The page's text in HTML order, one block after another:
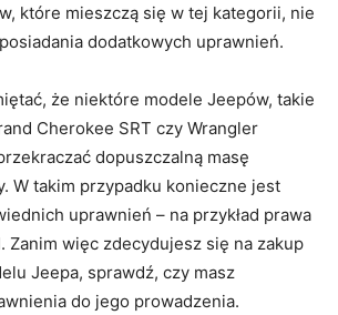
które‌ mieszczą się w tej kategorii, nie⁤
dodatkowych uprawnień.
⁢że niektóre modele Jeepów, takie
Cherokee ‌SRT ‍czy Wrangler
dopuszczalną‍ masę
W takim​ przypadku konieczne jest
uprawnień – na przykład prawa
Zanim więc ⁢zdecydujesz się⁤ na zakup
Jeepa, ⁣sprawdź, czy‌ masz
do jego prowadzenia.